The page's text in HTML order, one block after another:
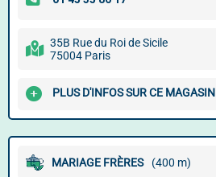
35B Rue du Roi de Sicile
75004 Paris
PLUS D'INFOS SUR CE MAGASIN
MARIAGE FRÈRES (400 m)